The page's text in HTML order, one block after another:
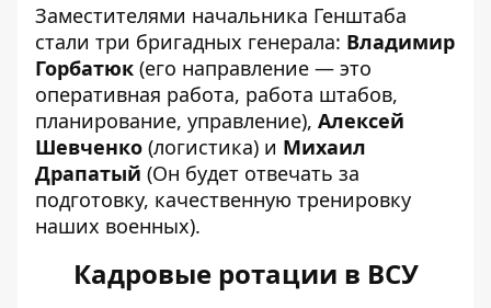
Заместителями начальника Генштаба
стали три бригадных генерала: Владимир
Горбатюк (его направление — это
оперативная работа, работа штабов,
планирование, управление), Алексей
Шевченко (логистика) и Михаил
Драпатый (Он будет отвечать за
подготовку, качественную тренировку
наших военных).
Кадровые ротации в ВСУ